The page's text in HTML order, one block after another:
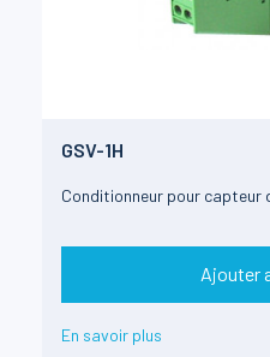
GSV-1H
Conditionneur pour capteur
Ajouter
En savoir plus